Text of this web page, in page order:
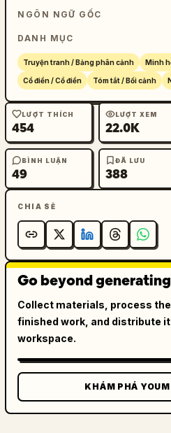
NGÔN NGỮ GỐC
DANH MỤC
Truyện tranh / Bảng phân cảnh Minh
Cổ điển / Cổ điển Tóm tắt / Bối cảnh
LƯỢT THÍCH
454
LƯỢT XEM
22.0K
BÌNH LUẬN
49
ĐÃ LƯU
388
CHIA SẺ
Go beyond
Collect materials, process
finished work, and distribute it
workspace.
KHÁM PHÁ